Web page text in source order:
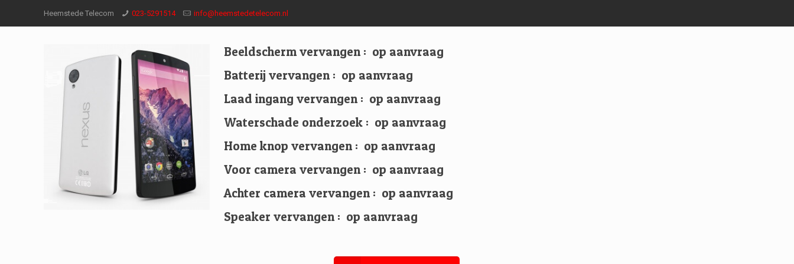
Heemstede Telecom 023-5291514 info@heemstedetelecom.nl
Beeldscherm vervangen : op aanvraag
Batterij vervangen : op aanvraag
Laad ingang vervangen : op aanvraag
Waterschade onderzoek : op aanvraag
Home knop vervangen : op aanvraag
Voor camera vervangen : op aanvraag
Achter camera vervangen : op aanvraag
Speaker vervangen : op aanvraag